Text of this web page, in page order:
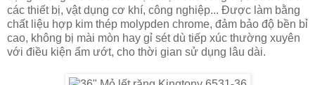
các thiết bị, vật dụng cơ khí, công nghiệp... Được làm bằng
chất liệu hợp kim thép molypden chrome, đảm bảo độ bền bỉ
cao, không bị mài mòn hay gỉ sét dù tiếp xúc thường xuyên
với điều kiện ẩm ướt, cho thời gian sử dụng lâu dài.